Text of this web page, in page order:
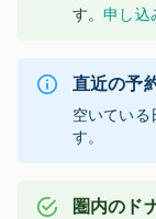
す。申し込
直近の予
空いている
す。
圏内のド